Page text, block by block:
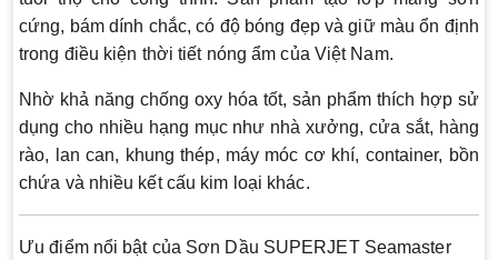
cứng, bám dính chắc, có độ bóng đẹp và giữ màu ổn định
trong điều kiện thời tiết nóng ẩm của Việt Nam.
Nhờ khả năng chống oxy hóa tốt, sản phẩm thích hợp sử
dụng cho nhiều hạng mục như nhà xưởng, cửa sắt, hàng
rào, lan can, khung thép, máy móc cơ khí, container, bồn
chứa và nhiều kết cấu kim loại khác.
Ưu điểm nổi bật của Sơn Dầu SUPERJET Seamaster